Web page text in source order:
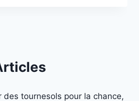
des tournesols pour la chance,